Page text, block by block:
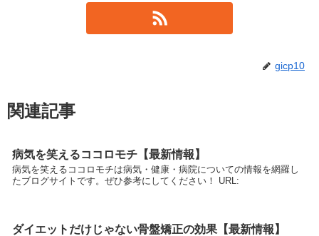
gicp10
関連記事
病気を笑えるココロモチ【最新情報】
病気を笑えるココロモチは病気・健康・病院についての情報を網羅し
たブログサイトです。ぜひ参考にしてください！ URL:
ダイエットだけじゃない骨盤矯正の効果【最新情報】